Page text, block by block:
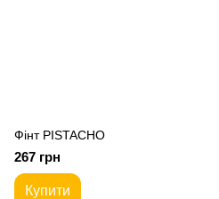
Фiнт PISTACHO
267 грн
Купити